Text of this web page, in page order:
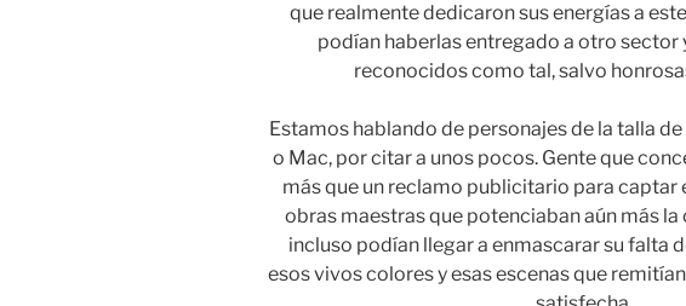
que realmente dedicaron sus energías a
podían haberlas entregado a otro sector
reconocidos como tal, salvo
Estamos hablando de personajes de la talla
o Mac, por citar a unos pocos. Gente que
más que un reclamo publicitario para captar
obras maestras que potenciaban aún más la
incluso podían llegar a enmascarar su falta
esos vivos colores y esas escenas que